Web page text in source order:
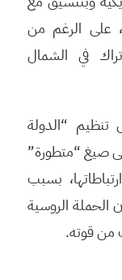
على الرغم من
في الشمال
تنظيم “الدولة
صيغ “متطورة”
بسبب
الحملة الروسية
من قوته.